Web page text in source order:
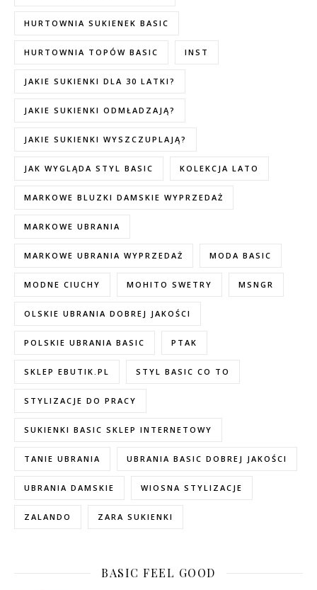
HURTOWNIA SUKIENEK BASIC
HURTOWNIA TOPÓW BASIC INST
JAKIE SUKIENKI DLA 30 LATKI?
JAKIE SUKIENKI ODMŁADZAJĄ?
JAKIE SUKIENKI WYSZCZUPLAJĄ?
JAK WYGLĄDA STYL BASIC KOLEKCJA LATO
MARKOWE BLUZKI DAMSKIE WYPRZEDAŻ
MARKOWE UBRANIA
MARKOWE UBRANIA WYPRZEDAŻ MODA BASIC
MODNE CIUCHY MOHITO SWETRY MSNGR
OLSKIE UBRANIA DOBREJ JAKOŚCI
POLSKIE UBRANIA BASIC PTAK
SKLEP EBUTIK.PL STYL BASIC CO TO
STYLIZACJE DO PRACY
SUKIENKI BASIC SKLEP INTERNETOWY
TANIE UBRANIA UBRANIA BASIC DOBREJ JAKOŚCI
UBRANIA DAMSKIE WIOSNA STYLIZACJE
ZALANDO ZARA SUKIENKI
BASIC FEEL GOOD